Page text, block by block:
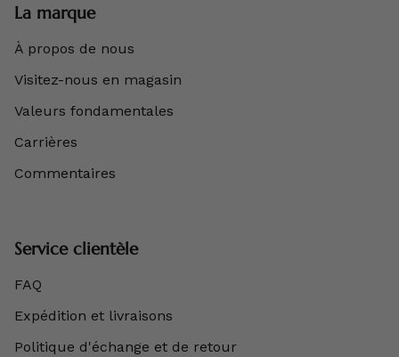
La marque
À propos de nous
Visitez-nous en magasin
Valeurs fondamentales
Carrières
Commentaires
Service clientèle
FAQ
Expédition et livraisons
Politique d'échange et de retour